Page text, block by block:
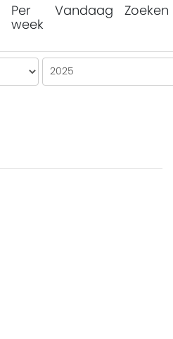
Per
week
Vandaag Zoeken